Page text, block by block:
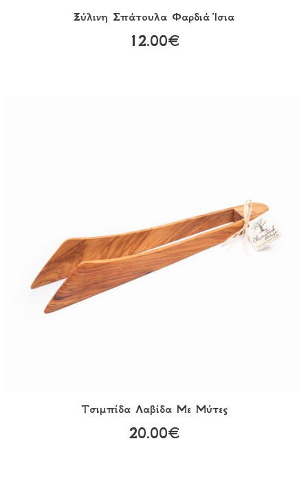
Ξύλινη Σπάτουλα Φαρδιά Ίσια
12.00€
Τσιμπίδα Λαβίδα Με Μύτες
20.00€